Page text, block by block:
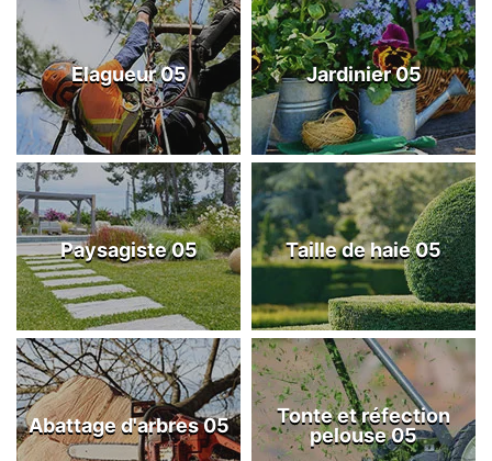
Elagueur 05 Jardinier 05
Paysagiste 05 Taille de haie 05
Abattage d'arbres 05
Tonte et réfection
pelouse 05